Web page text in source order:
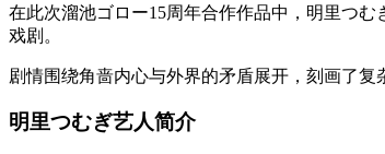
在此次溜池ゴロー15周年合作作品中，明里つ
戏剧。
剧情围绕角啬内心与外界的矛盾展开，刻画了复
明里つむぎ艺人简介